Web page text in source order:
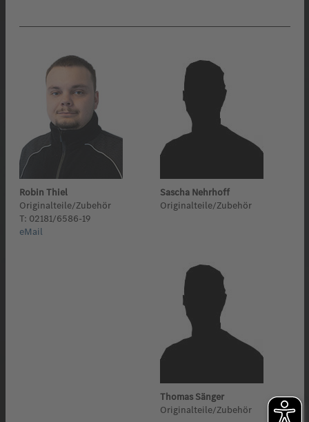
Robin Thiel
Originalteile/Zubehör
T: 02181/6586-19
eMail
Sascha Nehrhoff
Originalteile/Zubehör
Thomas Sänger
Originalteile/Zubehör